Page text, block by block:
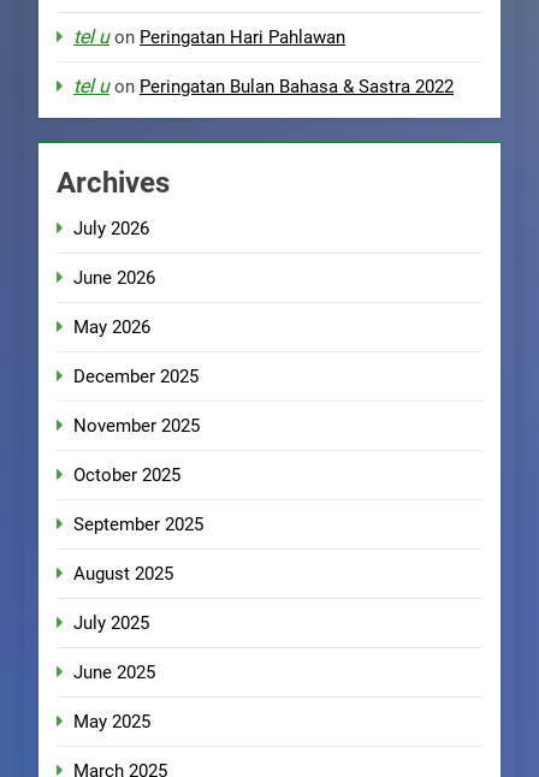
tel uon Peringatan Hari Pahlawan
tel uon Peringatan Bulan Bahasa & Sastra 2022
Archives
July 2026
June 2026
May 2026
December 2025
November 2025
October 2025
September 2025
August 2025
July 2025
June 2025
May 2025
March 2025